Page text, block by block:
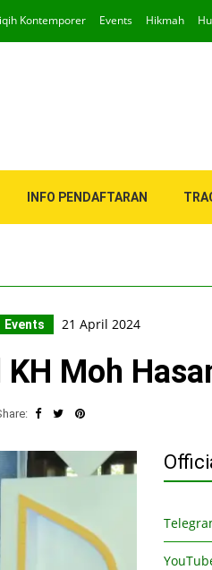
Kontemporer Events Hikmah
INFO PENDAFTARAN
Events 21 April 2024
Moh